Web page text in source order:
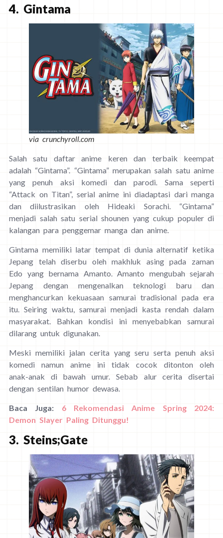
4. Gintama
via crunchyroll.com
Salah satu daftar anime keren dan terbaik keempat
adalah “Gintama”. “Gintama” merupakan salah satu anime
yang penuh aksi komedi dan parodi. Sama seperti
“Attack on Titan”, serial anime ini diadaptasi dari manga
dan diilustrasikan oleh Hideaki Sorachi. “Gintama”
menjadi salah satu serial shounen yang cukup populer di
kalangan para penggemar manga dan anime.
Gintama memiliki latar tempat di dunia alternatif ketika
Jepang telah diserbu oleh makhluk asing pada zaman
Edo yang bernama Amanto. Amanto mengubah sejarah
Jepang dengan mengenalkan teknologi baru dan
menghancurkan kekuasaan samurai tradisional pada era
itu. Seiring waktu, samurai menjadi kasta rendah dalam
masyarakat. Bahkan kondisi ini menyebabkan samurai
dilarang untuk digunakan.
Meski memiliki jalan cerita yang seru serta penuh aksi
komedi namun anime ini tidak cocok ditonton oleh
anak-anak di bawah umur. Sebab alur cerita disertai
dengan sentilan humor dewasa.
Baca Juga: 6 Rekomendasi Anime Spring 2024:
Demon Slayer Paling Ditunggu!
3. Steins;Gate